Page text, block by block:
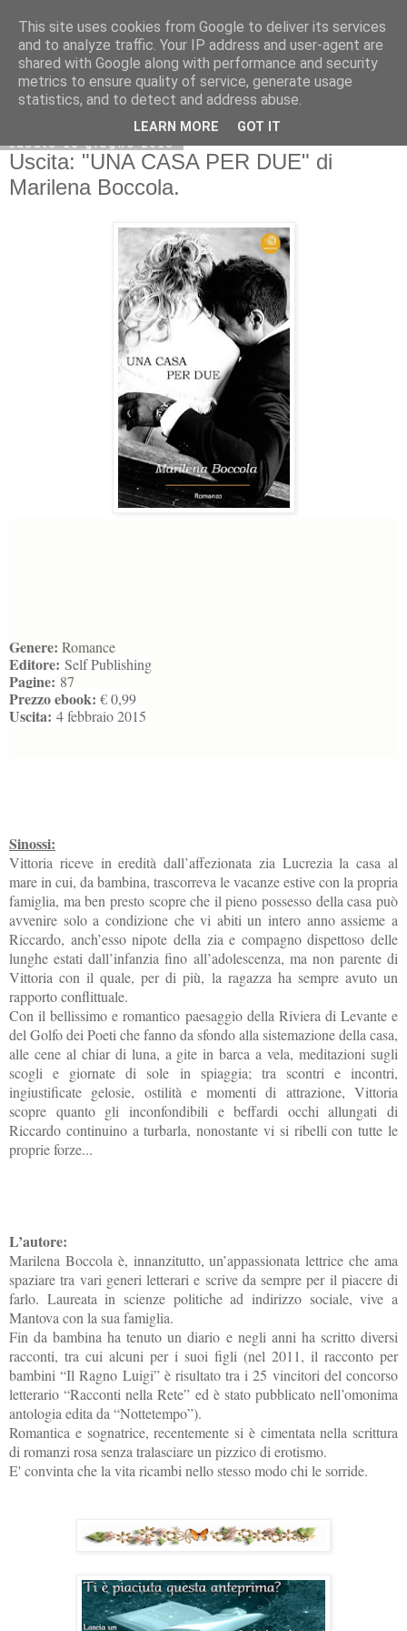
sabato 13 giugno 2015
Uscita: "UNA CASA PER DUE" di
Marilena Boccola.
Genere: Romance
Editore: Self Publishing
Pagine: 87
Prezzo ebook: € 0,99
Uscita: 4 febbraio 2015
Sinossi:
Vittoria riceve in eredità dall’affezionata zia Lucrezia la casa al
mare in cui, da bambina, trascorreva le vacanze estive con la propria
famiglia, ma ben presto scopre che il pieno possesso della casa può
avvenire solo a condizione che vi abiti un intero anno assieme a
Riccardo, anch’esso nipote della zia e compagno dispettoso delle
lunghe estati dall’infanzia fino all’adolescenza, ma non parente di
Vittoria con il quale, per di più, la ragazza ha sempre avuto un
rapporto conflittuale.
Con il bellissimo e romantico paesaggio della Riviera di Levante e
del Golfo dei Poeti che fanno da sfondo alla sistemazione della casa,
alle cene al chiar di luna, a gite in barca a vela, meditazioni sugli
scogli e giornate di sole in spiaggia; tra scontri e incontri,
ingiustificate gelosie, ostilità e momenti di attrazione, Vittoria
scopre quanto gli inconfondibili e beffardi occhi allungati di
Riccardo continuino a turbarla, nonostante vi si ribelli con tutte le
proprie forze...
L’autore:
Marilena Boccola è, innanzitutto, un’appassionata lettrice che ama
spaziare tra vari generi letterari e scrive da sempre per il piacere di
farlo. Laureata in scienze politiche ad indirizzo sociale, vive a
Mantova con la sua famiglia.
Fin da bambina ha tenuto un diario e negli anni ha scritto diversi
racconti, tra cui alcuni per i suoi figli (nel 2011, il racconto per
bambini “Il Ragno Luigi” è risultato tra i 25 vincitori del concorso
letterario “Racconti nella Rete” ed è stato pubblicato nell’omonima
antologia edita da “Nottetempo”).
Romantica e sognatrice, recentemente si è cimentata nella scrittura
di romanzi rosa senza tralasciare un pizzico di erotismo.
E' convinta che la vita ricambi nello stesso modo chi le sorride.
This site uses cookies from Google to deliver its services
and to analyze traffic. Your IP address and user-agent are
shared with Google along with performance and security
metrics to ensure quality of service, generate usage
statistics, and to detect and address abuse.
LEARN MORE GOT IT